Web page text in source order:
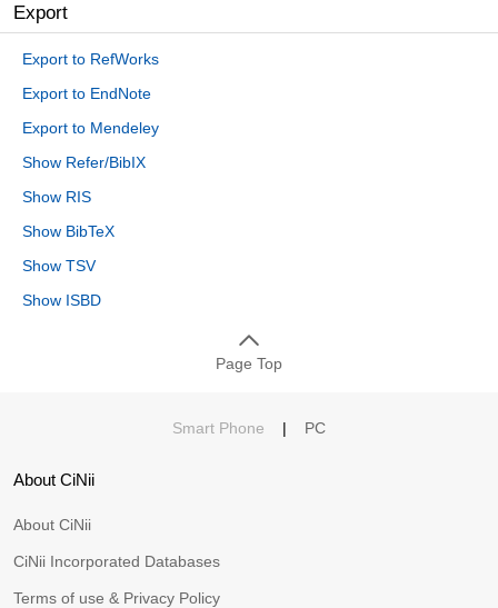
Export
Export to RefWorks
Export to EndNote
Export to Mendeley
Show Refer/BibIX
Show RIS
Show BibTeX
Show TSV
Show ISBD
Page Top
Smart Phone | PC
About CiNii
About CiNii
CiNii Incorporated Databases
Terms of use & Privacy Policy